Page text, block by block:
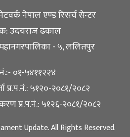
नेपाल एण्ड रिसर्च सेन्टर
उदयराज ढकाल
- ५, ललितपुर
०१-५४११२२४
प्र.प.नं.: ५१२०-२०८१/२०८२
प्र.प.नं.: ५१२६-२०८१/२०८२
Update. All Rights Reserved.